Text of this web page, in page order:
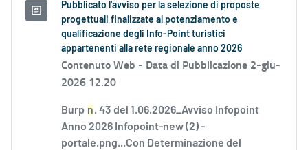
Pubblicato l'avviso per la selezione di proposte
progettuali finalizzate al potenziamento e
qualificazione degli Info-Point turistici
appartenenti alla rete regionale anno 2026
Contenuto Web - Data di Pubblicazione 2-giu-
2026 12.20
Burp n. 43 del 1.06.2026_Avviso Infopoint
Anno 2026 Infopoint-new (2) -
portale.png...Con Determinazione del